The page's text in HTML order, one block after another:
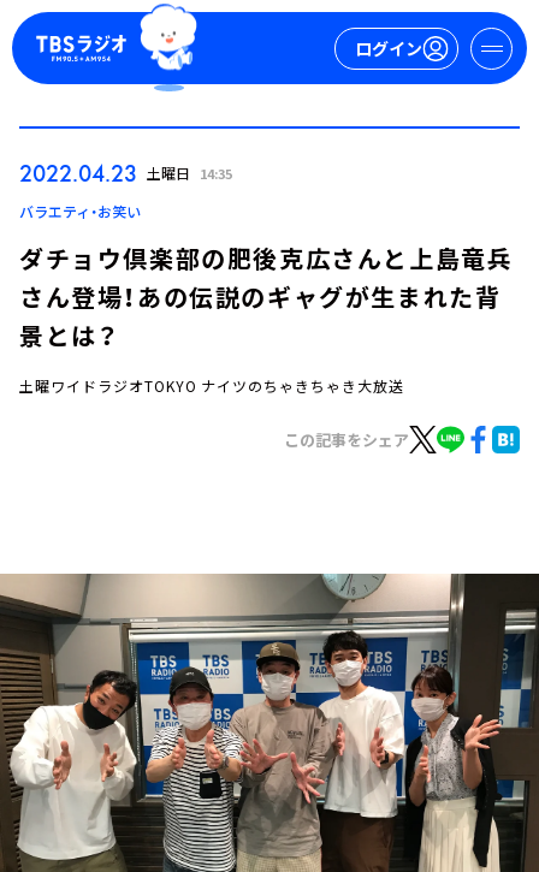
ログイン
ログイン
イベント・グッズ
YouTube
会社情報
2022.04.23 土曜日 14:35
バラエティ・お笑い
ダチョウ倶楽部の肥後克広さんと上島竜兵
さん登場！あの伝説のギャグが生まれた背
景とは？
土曜ワイドラジオTOKYO ナイツのちゃきちゃき大放送
この記事をシェア